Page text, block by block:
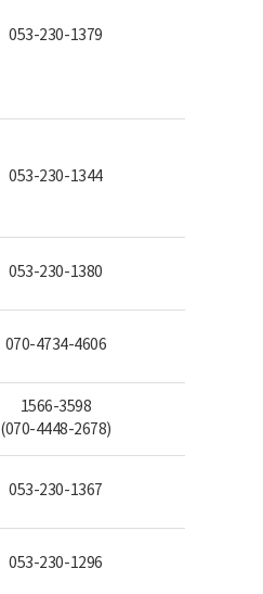
053-230-1379
053-230-1344
053-230-1380
070-4734-4606
1566-3598
(070-4448-2678)
053-230-1367
053-230-1296